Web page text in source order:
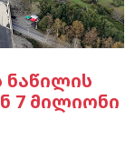
ნაწილის
7 მილიონი